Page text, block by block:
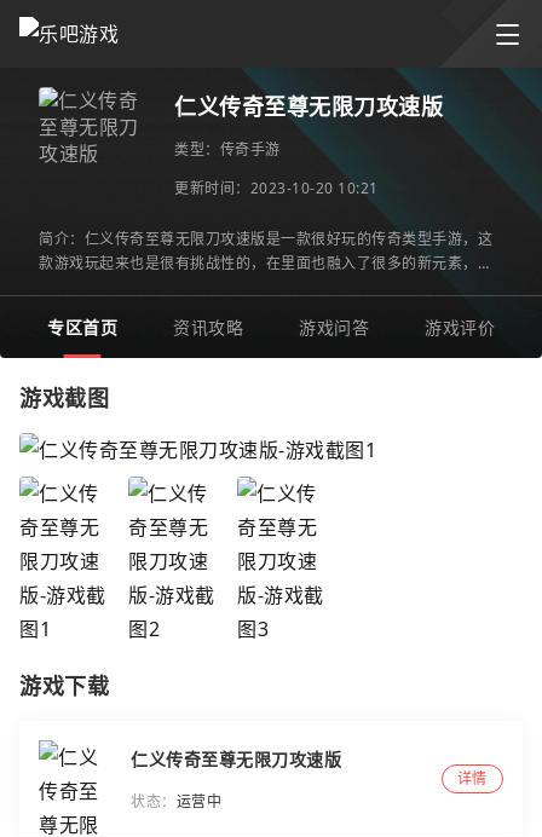
仁义传奇至尊无限刀攻速版
类型： 传奇手游
更新时间：2023-10-20 10:21
简介：仁义传奇至尊无限刀攻速版是一款很好玩的传奇类型手游，这
款游戏玩起来也是很有挑战性的，在里面也融入了很多的新元素，这
专区首页 资讯攻略 游戏问答 游戏评价
游戏截图
游戏下载
仁义传奇至尊无限刀攻速版
状态： 运营中
详情